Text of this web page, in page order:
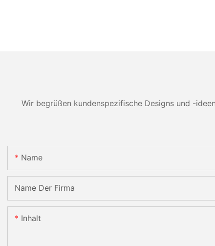
Wir begrüßen kundenspezifische Designs und -
Name
Name Der Firma
Inhalt